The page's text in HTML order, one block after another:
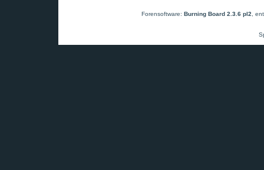
Forensoftware: Burning Board 2.3.6 pl2 ,